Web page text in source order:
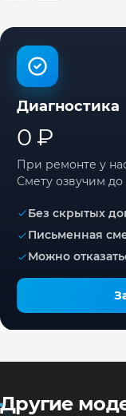
Диагностика
0 ₽
При ремонте у
Смету озвучим до
Без скрытых
Письменная
Можно
Другие